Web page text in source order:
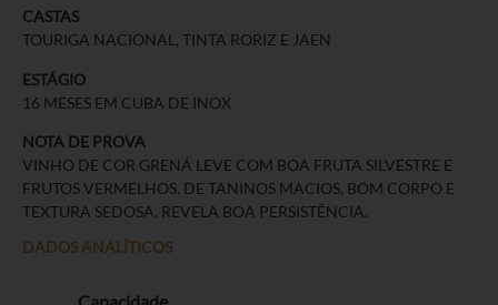
CASTAS
TOURIGA NACIONAL, TINTA RORIZ E JAEN
ESTÁGIO
16 MESES EM CUBA DE INOX
NOTA DE PROVA
VINHO DE COR GRENÁ LEVE COM BOA FRUTA SILVESTRE E
FRUTOS VERMELHOS. DE TANINOS MACIOS, BOM CORPO E
TEXTURA SEDOSA, REVELA BOA PERSISTÊNCIA.
DADOS ANALÍTICOS
Capacidade